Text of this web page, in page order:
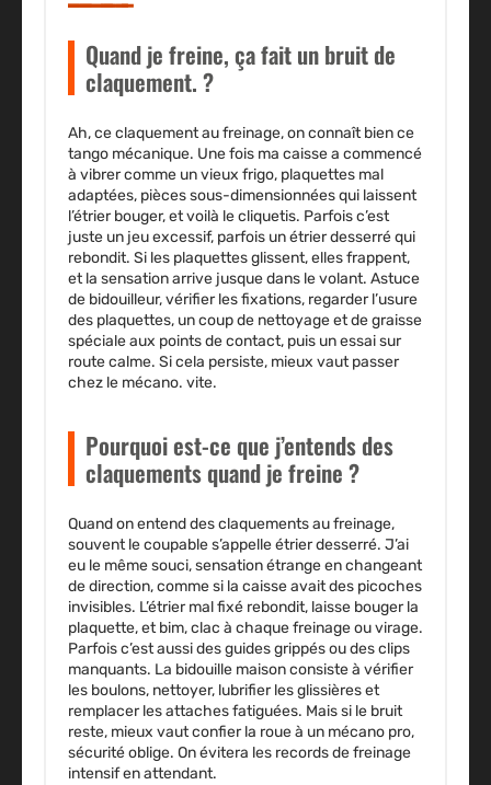
Quand je freine, ça fait un bruit de
claquement. ?
Ah, ce claquement au freinage, on connaît bien ce
tango mécanique. Une fois ma caisse a commencé
à vibrer comme un vieux frigo, plaquettes mal
adaptées, pièces sous-dimensionnées qui laissent
l’étrier bouger, et voilà le cliquetis. Parfois c’est
juste un jeu excessif, parfois un étrier desserré qui
rebondit. Si les plaquettes glissent, elles frappent,
et la sensation arrive jusque dans le volant. Astuce
de bidouilleur, vérifier les fixations, regarder l’usure
des plaquettes, un coup de nettoyage et de graisse
spéciale aux points de contact, puis un essai sur
route calme. Si cela persiste, mieux vaut passer
chez le mécano. vite.
Pourquoi est-ce que j’entends des
claquements quand je freine ?
Quand on entend des claquements au freinage,
souvent le coupable s’appelle étrier desserré. J’ai
eu le même souci, sensation étrange en changeant
de direction, comme si la caisse avait des picoches
invisibles. L’étrier mal fixé rebondit, laisse bouger la
plaquette, et bim, clac à chaque freinage ou virage.
Parfois c’est aussi des guides grippés ou des clips
manquants. La bidouille maison consiste à vérifier
les boulons, nettoyer, lubrifier les glissières et
remplacer les attaches fatiguées. Mais si le bruit
reste, mieux vaut confier la roue à un mécano pro,
sécurité oblige. On évitera les records de freinage
intensif en attendant.